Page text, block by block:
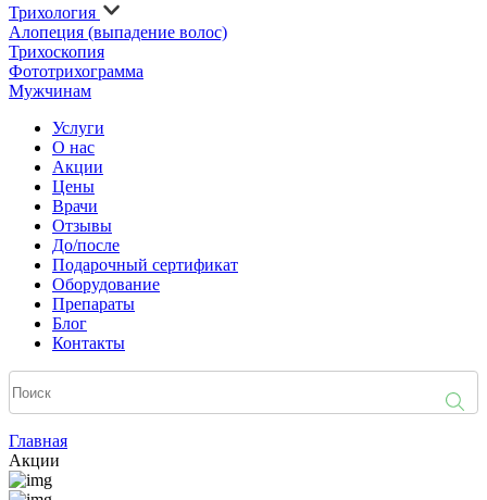
Трихология
Алопеция (выпадение волос)
Трихоскопия
Фототрихограмма
Мужчинам
Услуги
О нас
Акции
Цены
Врачи
Отзывы
До/после
Подарочный сертификат
Оборудование
Препараты
Блог
Контакты
Главная
Акции